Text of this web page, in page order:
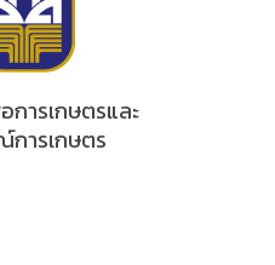
การเกษตรและ
ารเกษตร